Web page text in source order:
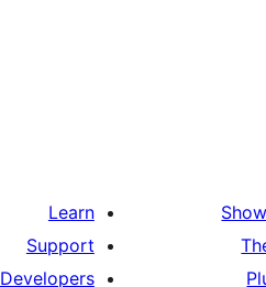
Learn
Support
Developers